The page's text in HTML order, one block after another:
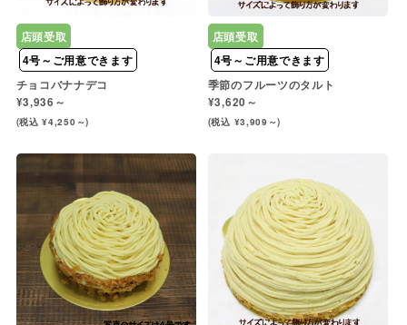
店頭受取
4号～ご用意できます
チョコバナナデコ
¥3,936～
(税込 ¥4,250～)
店頭受取
4号～ご用意できます
季節のフルーツのタルト
¥3,620～
(税込 ¥3,909～)